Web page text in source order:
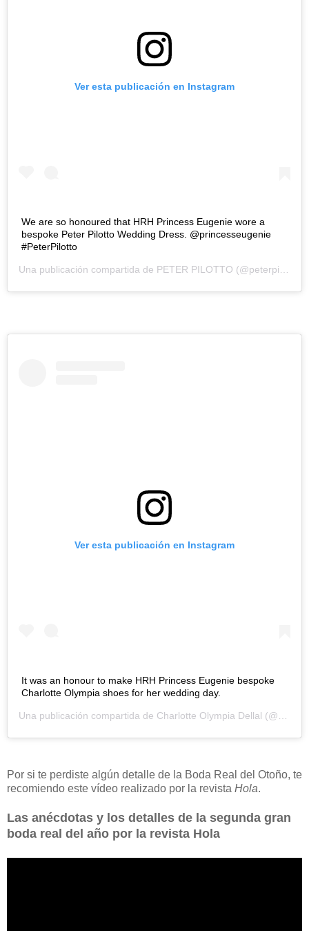
Ver esta publicación en Instagram
We are so honoured that HRH Princess Eugenie wore a
bespoke Peter Pilotto Wedding Dress. @princesseugenie
#PeterPilotto
Una publicación compartida de PETER PILOTTO (@peterpilotto) el
Ver esta publicación en Instagram
It was an honour to make HRH Princess Eugenie bespoke
Charlotte Olympia shoes for her wedding day.
Una publicación compartida de Charlotte Olympia Dellal (@charlotteolympia) el
Por si te perdiste algún detalle de la Boda Real del Otoño, te
recomiendo este vídeo realizado por la revista Hola.
Las anécdotas y los detalles de la segunda gran
boda real del año por la revista Hola